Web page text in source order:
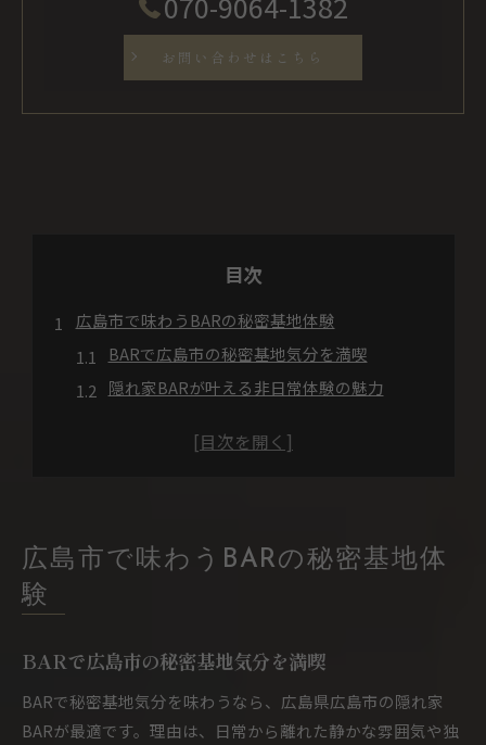
お問い合わせはこちら
目次
広島市で味わうBARの秘密基地体験
BARで広島市の秘密基地気分を満喫
隠れ家BARが叶える非日常体験の魅力
広島市でBARを選ぶ楽しみ方とポイント
非日常を楽しむ広島市BARの隠れ家空間
秘密基地のようなBARの特別な内装に注目
BARで叶う静寂とくつろぎの隠れ家体験
広島市BARで特別な夜を過ごす方法
広島市で味わうBARの秘密基地体
験
BARで広島市の秘密基地気分を満喫
BARで秘密基地気分を味わうなら、広島県広島市の隠れ家
BARが最適です。理由は、日常から離れた静かな雰囲気や独